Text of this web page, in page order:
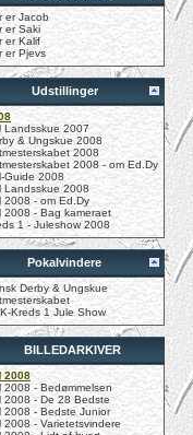
er Jacob
er Saki
er Kalif
er Pjevs
Udstillinger
Landsskue 2007
& Ungskue 2008
2008
2008 - om Ed.Dy
Guide 2008
Landsskue 2008
2008 - om Ed.Dy
2008 - Bag kameraet
1 - Juleshow 2008
Pokalvindere
Derby & Ungskue
Kreds 1 Jule Show
BILLEDARKIVER
2008
2008 - Bedømmelsen
2008 - De 28 Bedste
2008 - Bedste Junior
2008 - Varietetsvindere